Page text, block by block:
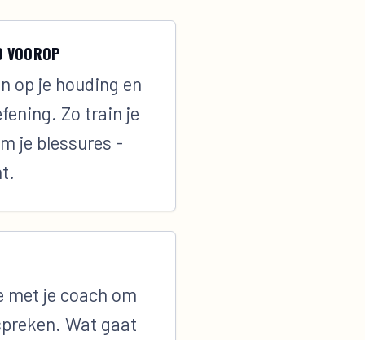
VOOROP
op je houding en
Zo train je
je blessures -
met je coach om
Wat gaat